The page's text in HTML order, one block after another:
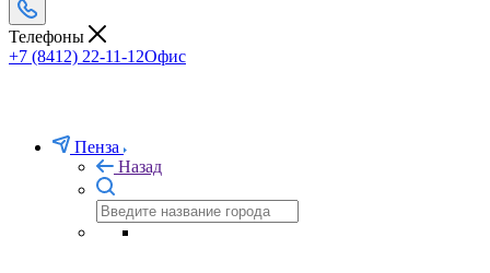
Телефоны
+7 (8412) 22-11-12Офис
Пенза
Назад